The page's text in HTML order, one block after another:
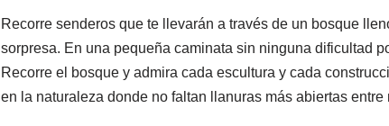
Recorre senderos que te llevarán a través de un bosque
sorpresa. En una pequeña caminata sin ninguna dificultad
Recorre el bosque y admira cada escultura y cada
en la naturaleza donde no faltan llanuras más abiertas